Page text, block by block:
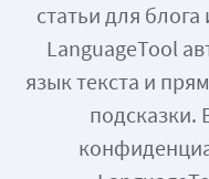
статьи для
LanguageTool
язык текста и
подсказки.